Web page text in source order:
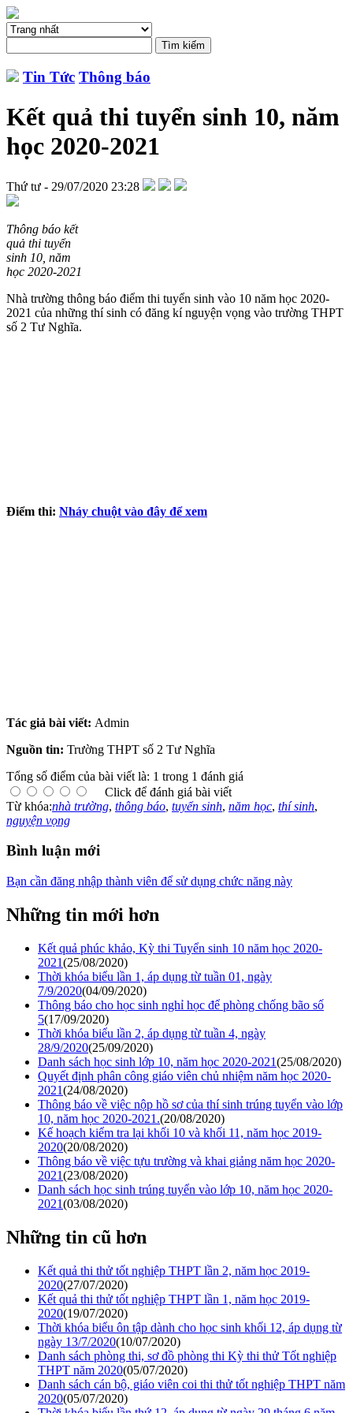
Tin Tức Thông báo
Kết quả thi tuyển sinh 10, năm
học 2020-2021
Thứ tư - 29/07/2020 23:28
Thông báo kết
quả thi tuyển
sinh 10, năm
học 2020-2021
Nhà trường thông báo điểm thi tuyển sinh vào 10 năm học 2020-
2021 của những thí sinh có đăng kí nguyện vọng vào trường THPT
số 2 Tư Nghĩa.
Điểm thi: Nháy chuột vào đây để xem
Tác giả bài viết: Admin
Nguồn tin: Trường THPT số 2 Tư Nghĩa
Tổng số điểm của bài viết là: 1 trong 1 đánh giá
Click để đánh giá bài viết
Từ khóa:nhà trường, thông báo, tuyển sinh, năm học, thí sinh,
nguyện vọng
Bình luận mới
Bạn cần đăng nhập thành viên để sử dụng chức năng này
Những tin mới hơn
Kết quả phúc khảo, Kỳ thi Tuyển sinh 10 năm học 2020-
2021(25/08/2020)
Thời khóa biểu lần 1, áp dụng từ tuần 01, ngày
7/9/2020(04/09/2020)
Thông báo cho học sinh nghỉ học để phòng chống bão số
5(17/09/2020)
Thời khóa biểu lần 2, áp dụng từ tuần 4, ngày
28/9/2020(25/09/2020)
Danh sách học sinh lớp 10, năm học 2020-2021(25/08/2020)
Quyết định phân công giáo viên chủ nhiệm năm học 2020-
2021(24/08/2020)
Thông báo về việc nộp hồ sơ của thí sinh trúng tuyển vào lớp
10, năm học 2020-2021.(20/08/2020)
Kế hoạch kiểm tra lại khối 10 và khối 11, năm học 2019-
2020(20/08/2020)
Thông báo về việc tựu trường và khai giảng năm học 2020-
2021(23/08/2020)
Danh sách học sinh trúng tuyển vào lớp 10, năm học 2020-
2021(03/08/2020)
Những tin cũ hơn
Kết quả thi thử tốt nghiệp THPT lần 2, năm học 2019-
2020(27/07/2020)
Kết quả thi thử tốt nghiệp THPT lần 1, năm học 2019-
2020(19/07/2020)
Thời khóa biểu ôn tập dành cho học sinh khối 12, áp dụng từ
ngày 13/7/2020(10/07/2020)
Danh sách phòng thi, sơ đồ phòng thi Kỳ thi thử Tốt nghiệp
THPT năm 2020(05/07/2020)
Danh sách cán bộ, giáo viên coi thi thử tốt nghiệp THPT năm
2020(05/07/2020)